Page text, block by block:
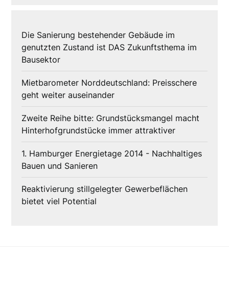
Die Sanierung bestehender Gebäude im
genutzten Zustand ist DAS Zukunftsthema im
Bausektor
Mietbarometer Norddeutschland: Preisschere
geht weiter auseinander
Zweite Reihe bitte: Grundstücksmangel macht
Hinterhofgrundstücke immer attraktiver
1. Hamburger Energietage 2014 - Nachhaltiges
Bauen und Sanieren
Reaktivierung stillgelegter Gewerbeflächen
bietet viel Potential